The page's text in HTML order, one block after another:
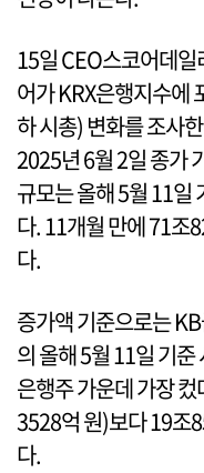
15일 CEO스코어데
어가 KRX은행지수에
하 시총) 변화를 조사
2025년 6월 2일 종가
규모는 올해 5월 11일
다. 11개월 만에 71조
다.
증가액 기준으로는
의 올해 5월 11일 기
은행주 가운데 가장
3528억 원)보다 19조
다.